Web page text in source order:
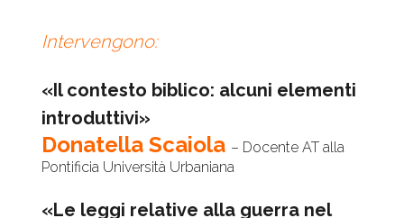
Intervengono:
«Il contesto biblico: alcuni elementi
introduttivi»
Donatella Scaiola – Docente AT alla
Pontificia Università Urbaniana
«Le leggi relative alla guerra nel